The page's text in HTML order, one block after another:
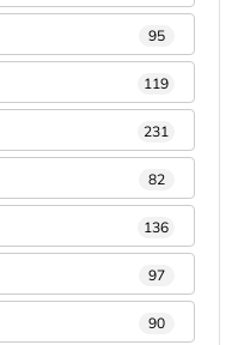
95
119
231
82
136
97
90